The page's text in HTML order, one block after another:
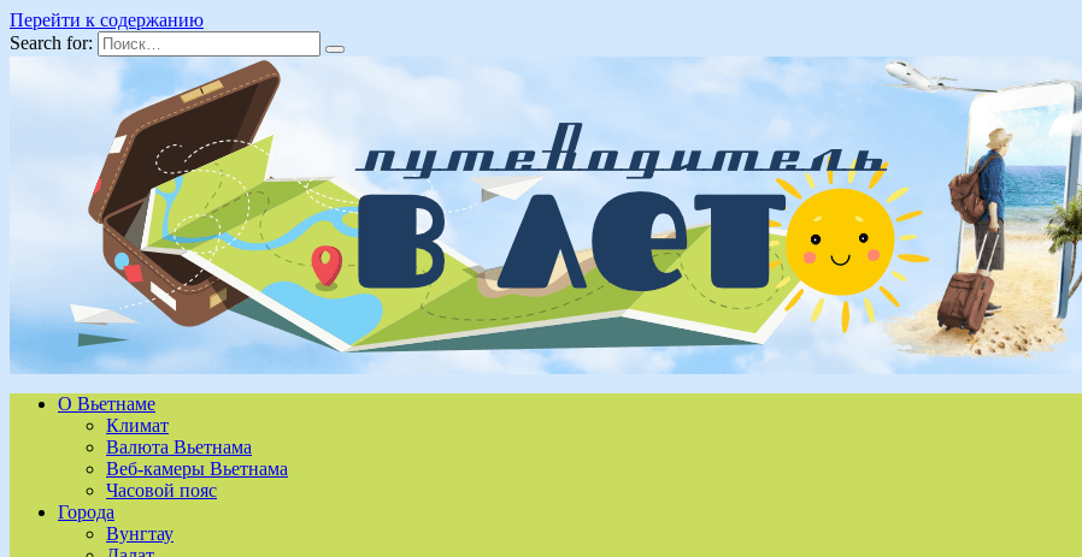
Перейти к содержанию
Search for:
О Вьетнаме
Климат
Валюта Вьетнама
Веб-камеры Вьетнама
Часовой пояс
Города
Вунгтау